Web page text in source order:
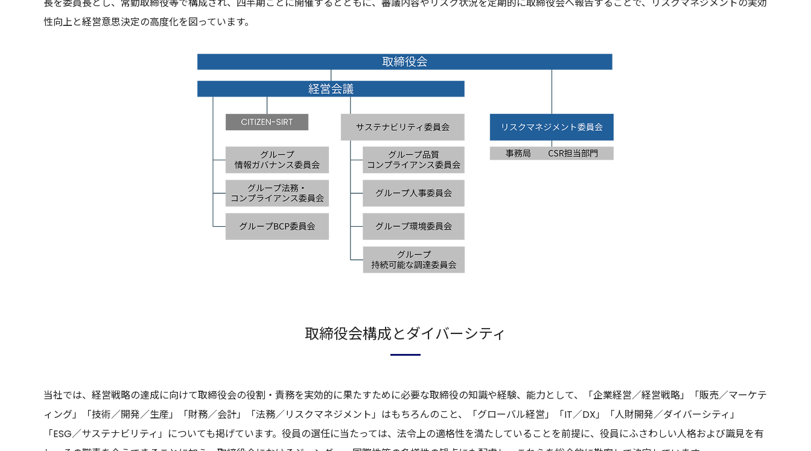
性向上と経営意思決定の高度化を図っています。
取締役会構成とダイバーシティ
当社では、経営戦略の達成に向けて取締役会の役割・責務を実効的に果たすために必要な取締役の知識や経験、能力として、「企業経営／経営戦略」「販売／マーケテ
ィング」「技術／開発／生産」「財務／会計」「法務／リスクマネジメント」はもちろんのこと、「グローバル経営」「IT／DX」「人財開発／ダイバーシティ」
「ESG／サステナビリティ」についても掲げています。役員の選任に当たっては、法令上の適格性を満たしていることを前提に、役員にふさわしい人格および識見を有